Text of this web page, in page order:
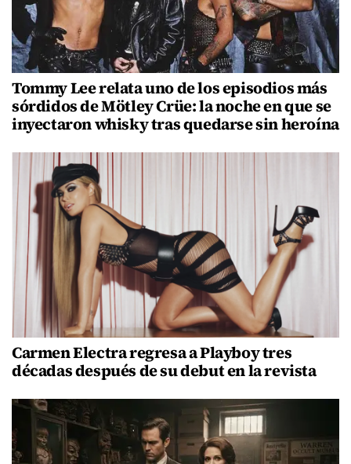
Tommy Lee relata uno de los episodios más
sórdidos de Mötley Crüe: la noche en que se
inyectaron whisky tras quedarse sin heroína
Carmen Electra regresa a Playboy tres
décadas después de su debut en la revista